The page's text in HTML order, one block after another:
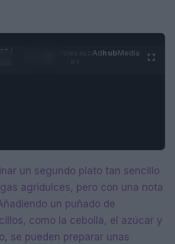
/
AdhubMedia
un segundo plato tan sencillo
agridulces, pero con una nota
un puñado de
como la cebolla, el azúcar y
se pueden preparar unas